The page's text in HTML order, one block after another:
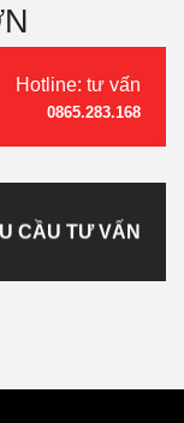
Hotline: tư vấn
0865.283.168
CẦU TƯ VẤN